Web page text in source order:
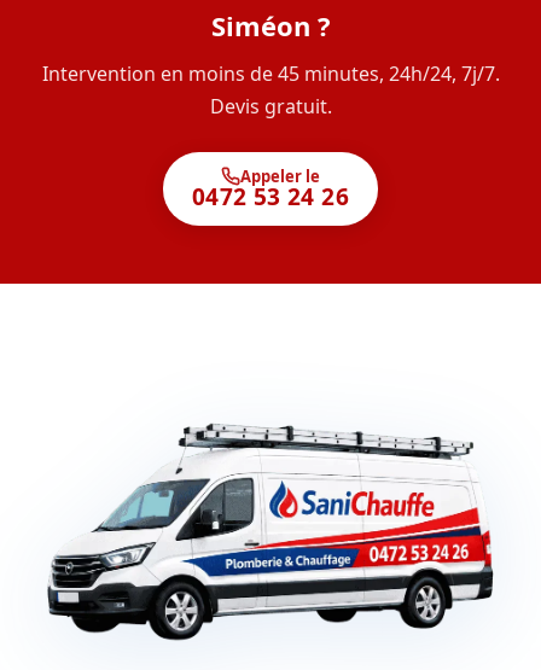
Siméon ?
Intervention en moins de 45 minutes, 24h/24, 7j/7.
Devis gratuit.
Appeler le
0472 53 24 26